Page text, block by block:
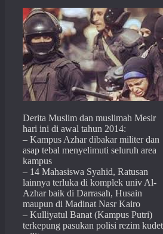
Derita Muslim dan muslimah Mesir
hari ini di awal tahun 2014:
– Kampus Azhar dibakar militer dan
asap tebal menyelimuti seluruh area
kampus
– 14 Mahasiswa Syahid, Ratusan
lainnya terluka di komplek univ Al-
Azhar baik di Darrasah, Husain
maupun di Madinat Nasr Kairo
– Kulliyatul Banat (Kampus Putri)
terkepung pasukan polisi rezim